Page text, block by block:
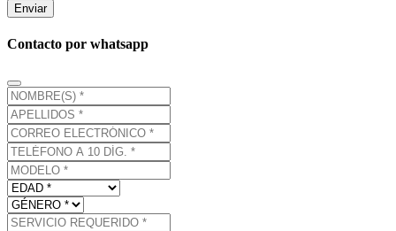
Enviar
Contacto por whatsapp